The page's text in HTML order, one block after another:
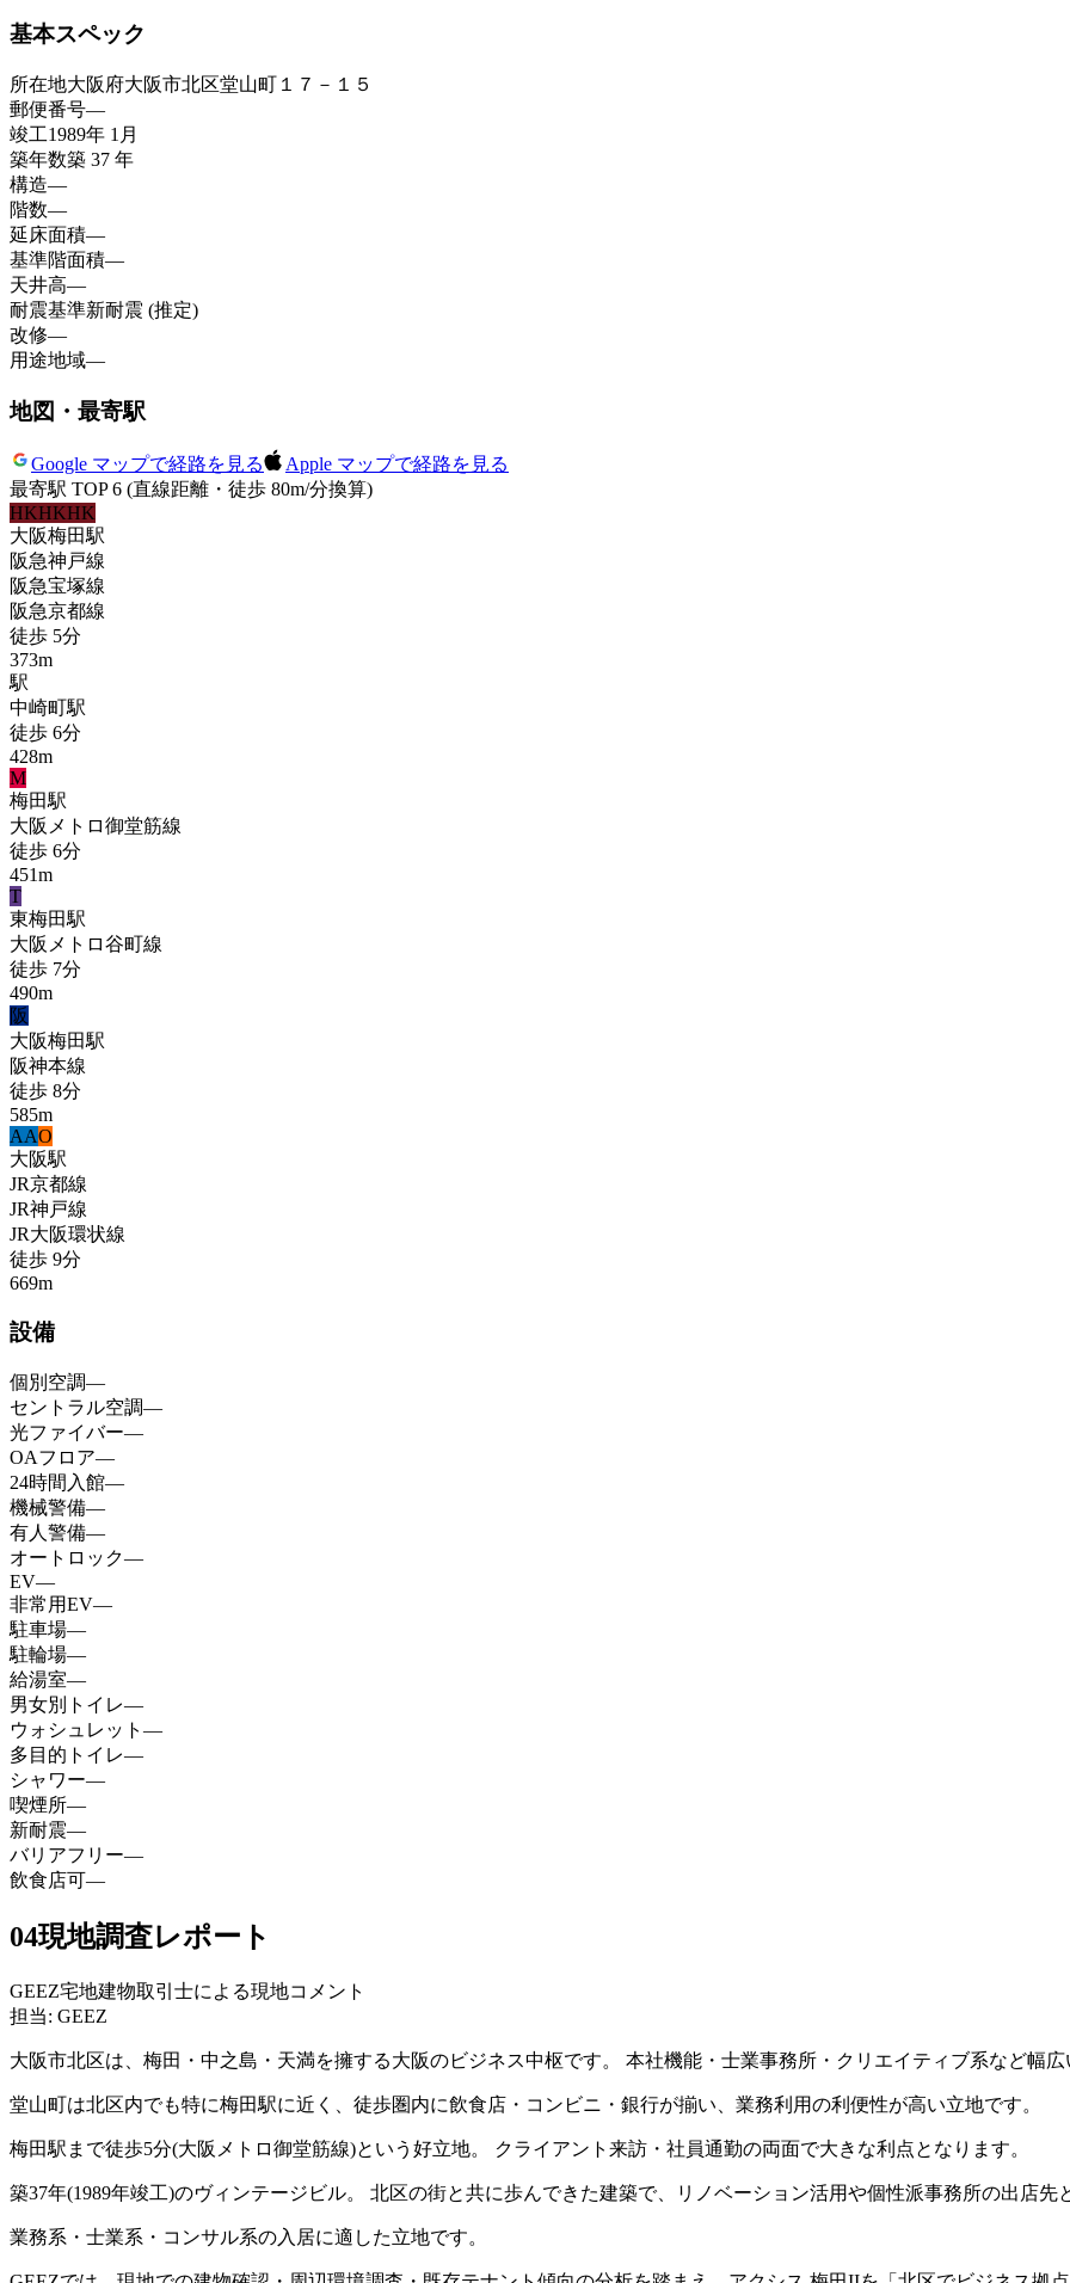
基本スペック
所在地大阪府大阪市北区堂山町１７－１５
郵便番号—
竣工1989年 1月
築年数築 37 年
構造—
階数—
延床面積—
基準階面積—
天井高—
耐震基準新耐震 (推定)
改修—
用途地域—
地図・最寄駅
Google マップで経路を見る
Apple マップで経路を見る
最寄駅 TOP 6 (直線距離・徒歩 80m/分換算)
HKHKHK
大阪梅田駅
阪急神戸線
阪急宝塚線
阪急京都線
徒歩 5分
373m
駅
中崎町駅
徒歩 6分
428m
M
梅田駅
大阪メトロ御堂筋線
徒歩 6分
451m
T
東梅田駅
大阪メトロ谷町線
徒歩 7分
490m
阪
大阪梅田駅
阪神本線
徒歩 8分
585m
AAO
大阪駅
JR京都線
JR神戸線
JR大阪環状線
徒歩 9分
669m
設備
個別空調—
セントラル空調—
光ファイバー—
OAフロア—
24時間入館—
機械警備—
有人警備—
オートロック—
EV—
非常用EV—
駐車場—
駐輪場—
給湯室—
男女別トイレ—
ウォシュレット —
多目的トイレ—
シャワー—
喫煙所—
新耐震—
バリアフリー—
飲食店可—
04現地調査レポート
GEEZ宅地建物取引士による現地コメント
担当: GEEZ
大阪市北区は、梅田・中之島・天満を擁する大阪のビジネス中枢です。 本社機能・士業事務所・クリエイティブ系など幅
堂山町は北区内でも特に梅田駅に近く、徒歩圏内に飲食店・コンビニ・銀行が揃い、業務利用の利便性が高い立地です。
梅田駅まで徒歩5分(大阪メトロ御堂筋線)という好立地。 クライアント来訪・社員通勤の両面で大きな利点となります。
築37年(1989年竣工)のヴィンテージビル。 北区の街と共に歩んできた建築で、リノベーション活用や個性派事務所の出店先
業務系・士業系・コンサル系の入居に適した立地です。